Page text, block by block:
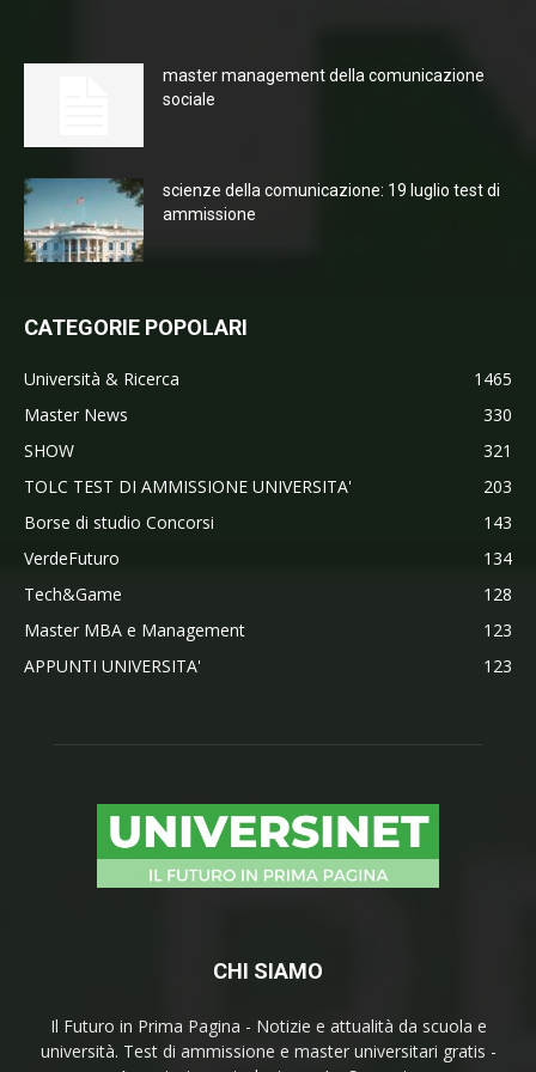
master management della comunicazione
sociale
scienze della comunicazione: 19 luglio test di
ammissione
CATEGORIE POPOLARI
Università & Ricerca
1465
Master News
330
SHOW
321
TOLC TEST DI AMMISSIONE UNIVERSITA'
203
Borse di studio Concorsi
143
VerdeFuturo
134
Tech&Game
128
Master MBA e Management
123
APPUNTI UNIVERSITA'
123
CHI SIAMO
Il Futuro in Prima Pagina - Notizie e attualità da scuola e
università. Test di ammissione e master universitari gratis -